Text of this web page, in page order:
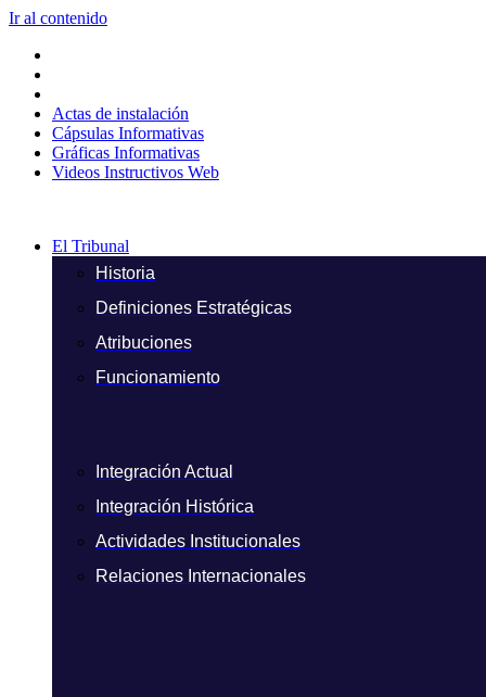
Ir al contenido
Actas de instalación
Cápsulas Informativas
Gráficas Informativas
Videos Instructivos Web
El Tribunal
Historia
Definiciones Estratégicas
Atribuciones
Funcionamiento
Integración Actual
Integración Histórica
Actividades Institucionales
Relaciones Internacionales